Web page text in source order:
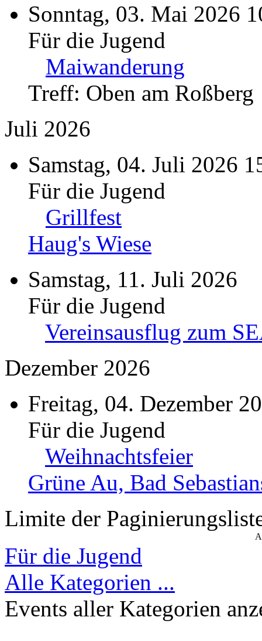
Sonntag, 03. Mai 2026
Für die Jugend
Maiwanderung
Treff: Oben am Roßberg
Juli 2026
Samstag, 04. Juli 2026
Für die Jugend
Grillfest
Haug's Wiese
Samstag, 11. Juli 2026
Für die Jugend
Vereinsausflug zum
Dezember 2026
Freitag, 04. Dezember
Für die Jugend
Weihnachtsfeier
Grüne Au, Bad
Limite der
Für die Jugend
Alle Kategorien ...
Events aller Kategorien